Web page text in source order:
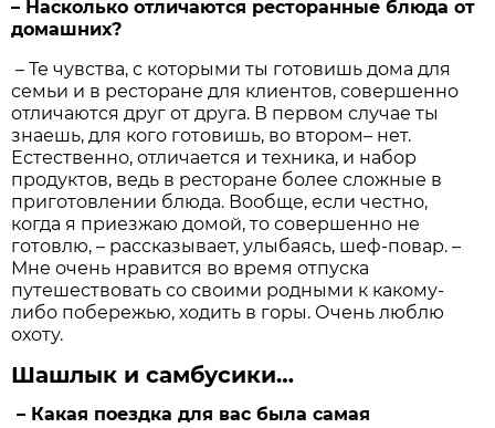
– Насколько отличаются ресторанные блюда от
домашних?
– Те чувства, с которыми ты готовишь дома для
семьи и в ресторане для клиентов, совершенно
отличаются друг от друга. В первом случае ты
знаешь, для кого готовишь, во втором– нет.
Естественно, отличается и техника, и набор
продуктов, ведь в ресторане более сложные в
приготовлении блюда. Вообще, если честно,
когда я приезжаю домой, то совершенно не
готовлю, – рассказывает, улыбаясь, шеф-повар. –
Мне очень нравится во время отпуска
путешествовать со своими родными к какому-
либо побережью, ходить в горы. Очень люблю
охоту.
Шашлык и самбусики…
– Какая поездка для вас была самая